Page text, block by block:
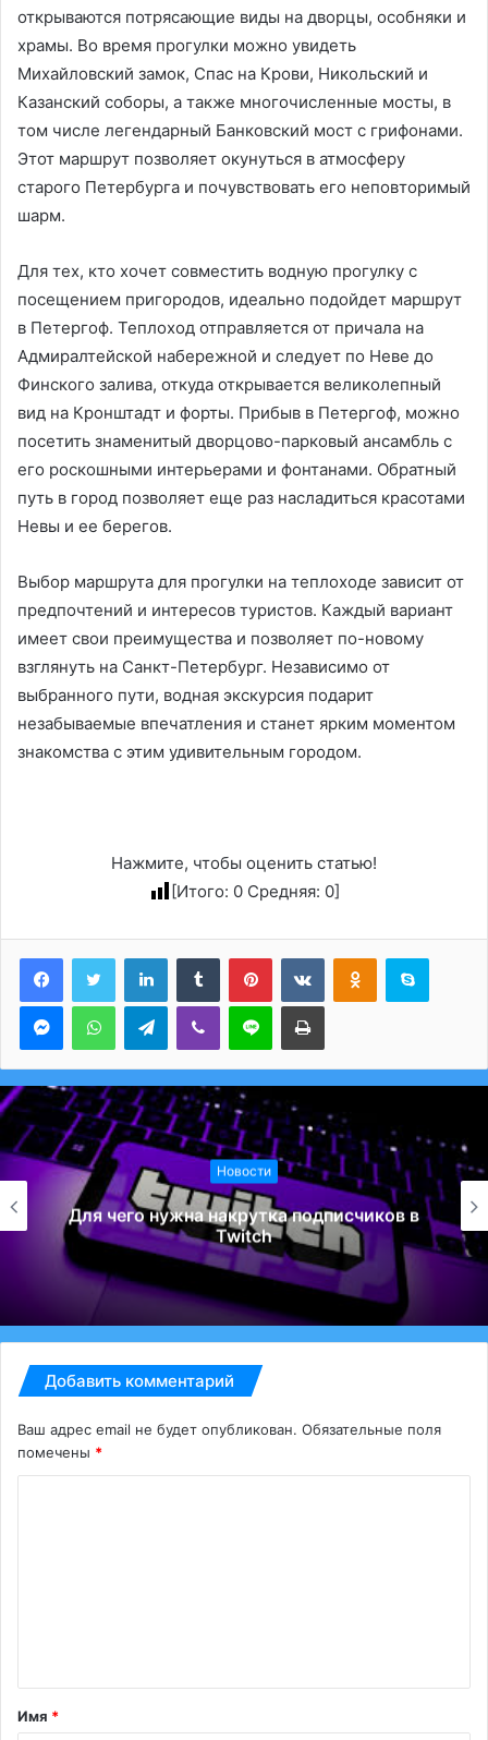
открываются потрясающие виды на дворцы, особняки и
храмы. Во время прогулки можно увидеть
Михайловский замок, Спас на Крови, Никольский и
Казанский соборы, а также многочисленные мосты, в
том числе легендарный Банковский мост с грифонами.
Этот маршрут позволяет окунуться в атмосферу
старого Петербурга и почувствовать его неповторимый
шарм.
Для тех, кто хочет совместить водную прогулку с
посещением пригородов, идеально подойдет маршрут
в Петергоф. Теплоход отправляется от причала на
Адмиралтейской набережной и следует по Неве до
Финского залива, откуда открывается великолепный
вид на Кронштадт и форты. Прибыв в Петергоф, можно
посетить знаменитый дворцово-парковый ансамбль с
его роскошными интерьерами и фонтанами. Обратный
путь в город позволяет еще раз насладиться красотами
Невы и ее берегов.
Выбор маршрута для прогулки на теплоходе зависит от
предпочтений и интересов туристов. Каждый вариант
имеет свои преимущества и позволяет по-новому
взглянуть на Санкт-Петербург. Независимо от
выбранного пути, водная экскурсия подарит
незабываемые впечатления и станет ярким моментом
знакомства с этим удивительным городом.
Нажмите, чтобы оценить статью!
[Итого: 0Средняя: 0]
LinkedInTumblr PinterestВконтактеОдноклассники
Skype
MessengerWhatsAppTelegramViber Line Печатать
Новости
Для чего нужна накрутка подписчиков в
Twitch
Добавить комментарий
Ваш адрес email не будет опубликован. Обязательные поля
помечены *
т
а
Имя *